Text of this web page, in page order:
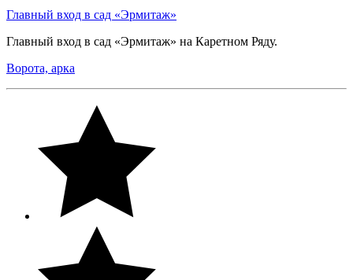
Главный вход в сад «Эрмитаж»
Главный вход в сад «Эрмитаж» на Каретном Ряду.
Ворота, арка